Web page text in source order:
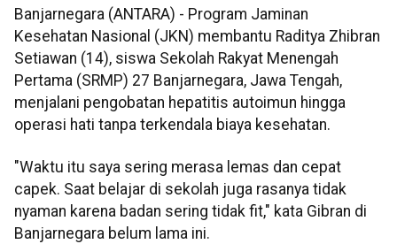
Banjarnegara (ANTARA) - Program Jaminan
Kesehatan Nasional (JKN) membantu Raditya Zhibran
Setiawan (14), siswa Sekolah Rakyat Menengah
Pertama (SRMP) 27 Banjarnegara, Jawa Tengah,
menjalani pengobatan hepatitis autoimun hingga
operasi hati tanpa terkendala biaya kesehatan.
"Waktu itu saya sering merasa lemas dan cepat
capek. Saat belajar di sekolah juga rasanya tidak
nyaman karena badan sering tidak fit," kata Gibran di
Banjarnegara belum lama ini.